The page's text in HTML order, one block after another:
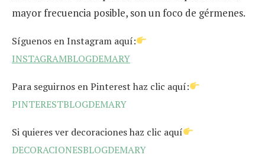
mayor frecuencia posible, son un foco de gérmenes.
Síguenos en Instagram aquí:
INSTAGRAMBLOGDEMARY
Para seguirnos en Pinterest haz clic aquí:
PINTERESTBLOGDEMARY
Si quieres ver decoraciones haz clic aquí
DECORACIONESBLOGDEMARY